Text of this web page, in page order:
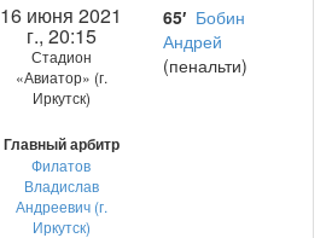
16 июня 2021
г., 20:15
Стадион
«Авиатор» (г.
Иркутск)
Главный арбитр
Филатов
Владислав
Андреевич (г.
Иркутск)
65′ Бобин
Андрей
(пенальти)